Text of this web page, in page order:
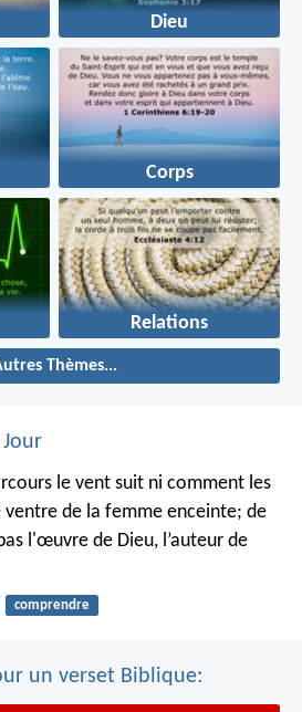
Dieu
Corps
Relations
Thèmes...
le vent suit ni comment les
de la femme enceinte; de
l'œuvre de Dieu, l’auteur de
comprendre
un verset Biblique: